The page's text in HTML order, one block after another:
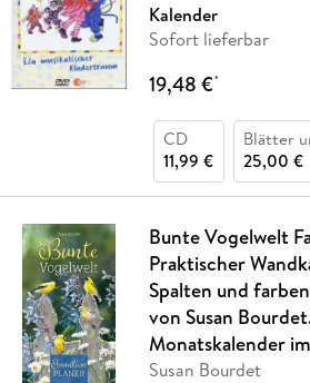
Kalender
Sofort lieferbar
19,48 €*
CD
11,99 €
Blätter
25,00 €
Bunte Vogelwelt
Praktischer
Spalten und
von Susan
Monatskalender
Susan Bourdet